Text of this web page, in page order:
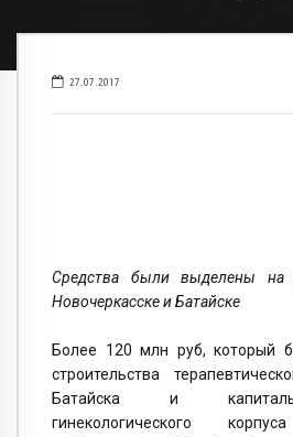
27.07.2017
Средства были выделены на
Новочеркасске и Батайске
Более 120 млн руб, который
строительства
Батайска и
гинекологического